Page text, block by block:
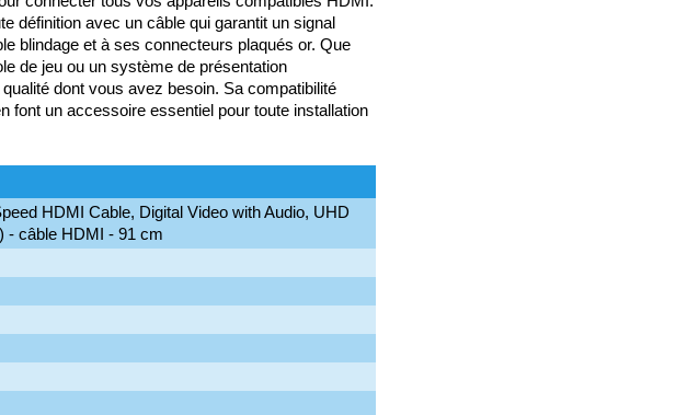
définition avec un câble qui garantit un signal
blindage et à ses connecteurs plaqués or. Que
de jeu ou un système de présentation
dont vous avez besoin. Sa compatibilité
font un accessoire essentiel pour toute installation
HDMI Cable, Digital Video with Audio, UHD
- câble HDMI - 91 cm